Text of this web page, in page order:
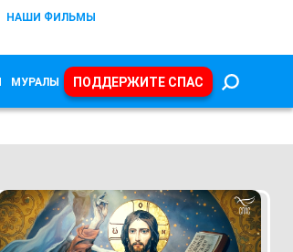
НАШИ ФИЛЬМЫ
МУРАЛЫ ПОДДЕРЖИТЕ СПАС